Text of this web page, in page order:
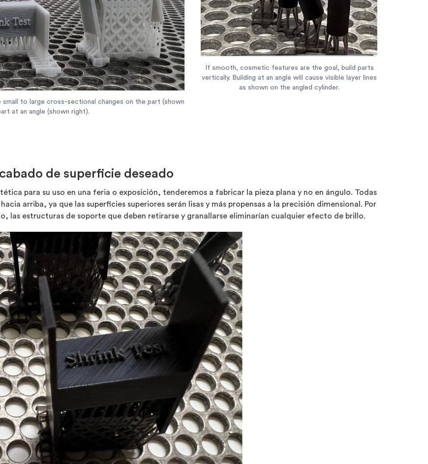
to large cross-sectional changes on the part (shown
at an angle (shown right).
If smooth, cosmetic features are the goal, build parts
vertically. Building at an angle will cause visible layer lines
as shown on the angled cylinder.
de superficie deseado
para su uso en una feria o exposición, tenderemos a fabricar la pieza plana y no en ángulo. Todas
arriba, ya que las superficies superiores serán lisas y más propensas a la precisión dimensional. Por
las estructuras de soporte que deben retirarse y granallarse eliminarían cualquier efecto de brillo.